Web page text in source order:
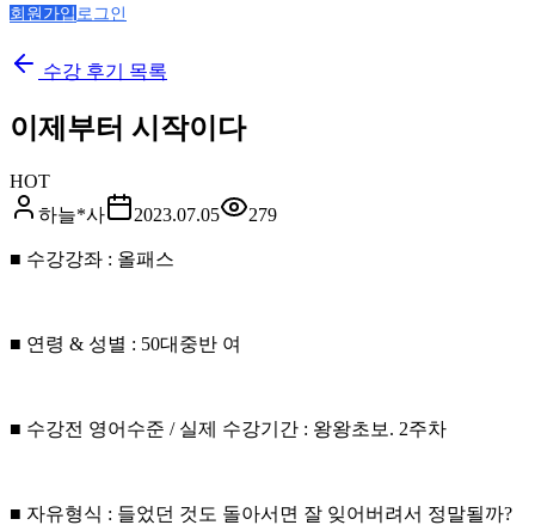
회원가입 로그인
수강 후기 목록
이제부터 시작이다
HOT
하늘*사
2023.07.05 279
■ 수강강좌 : 올패스
■ 연령 & 성별 : 50대중반 여
■ 수강전 영어수준 / 실제 수강기간 : 왕왕초보. 2주차
■ 자유형식 : 들었던 것도 돌아서면 잘 잊어버려서 정말될까?